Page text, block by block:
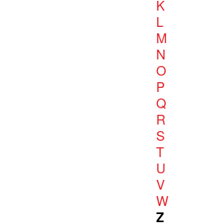
K
L
M
N
O
P
Q
R
S
T
U
V
W
Z